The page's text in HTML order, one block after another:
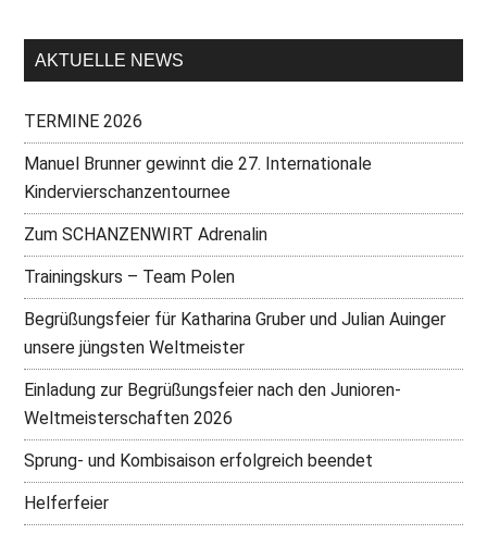
AKTUELLE NEWS
TERMINE 2026
Manuel Brunner gewinnt die 27. Internationale
Kindervierschanzentournee
Zum SCHANZENWIRT Adrenalin
Trainingskurs – Team Polen
Begrüßungsfeier für Katharina Gruber und Julian Auinger
unsere jüngsten Weltmeister
Einladung zur Begrüßungsfeier nach den Junioren-
Weltmeisterschaften 2026
Sprung- und Kombisaison erfolgreich beendet
Helferfeier